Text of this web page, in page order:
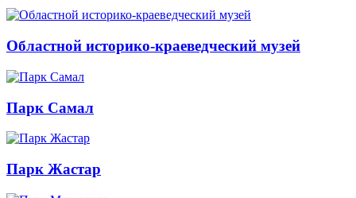
Областной историко-краеведческий музей
Парк Самал
Парк Жастар